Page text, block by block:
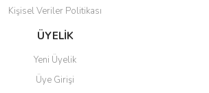
Gönder
Kişisel Veriler Politikası
ÜYELİK
Yeni Üyelik
Üye Girişi